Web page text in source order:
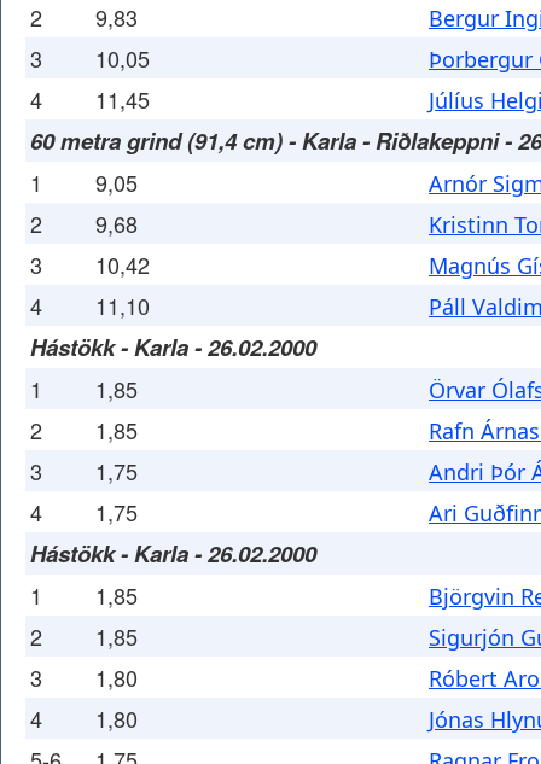
2 9,83 Bergur
3 10,05 Þorbergur
4 11,45 Júlíus
60 metra grind (91,4 cm) - Karla - Riðlakeppni -
1 9,05 Arnór
2 9,68 Kristinn
3 10,42 Magnús
4 11,10 Páll
Hástökk - Karla - 26.02.2000
1 1,85 Örvar
2 1,85 Rafn
3 1,75 Andri Þór
4 1,75 Ari
Hástökk - Karla - 26.02.2000
1 1,85 Björgvin
2 1,85 Sigurjón
3 1,80 Róbert
4 1,80 Jónas